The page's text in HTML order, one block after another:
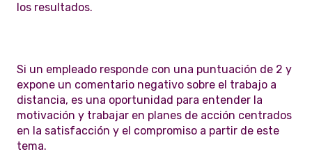
los resultados.
Si un empleado responde con una puntuación de 2 y
expone un comentario negativo sobre el trabajo a
distancia, es una oportunidad para entender la
motivación y trabajar en planes de acción centrados
en la satisfacción y el compromiso a partir de este
tema.